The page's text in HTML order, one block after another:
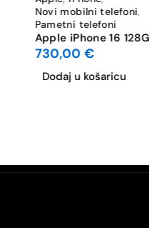
Novi mobilni telefoni,
Pametni telefoni
Apple iPhone 16
730,00€
Dodaj u košaricu